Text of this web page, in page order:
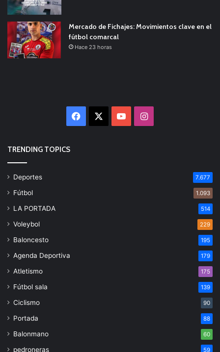
Mercado de Fichajes: Movimientos clave en el
fútbol comarcal
Hace 23 horas
Facebook YouTubeInstagram
TRENDING TOPICS
Deportes 7.677
Fútbol 1.093
LA PORTADA 514
Voleybol 229
Baloncesto 195
Agenda Deportiva 179
Atletismo 175
Fútbol sala 139
Ciclismo 90
Portada 88
Balonmano 60
pedroneras 59